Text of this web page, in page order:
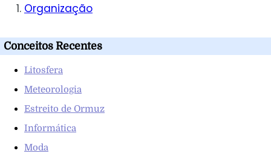
Organização
Conceitos Recentes
Litosfera
Meteorologia
Estreito de Ormuz
Informática
Moda